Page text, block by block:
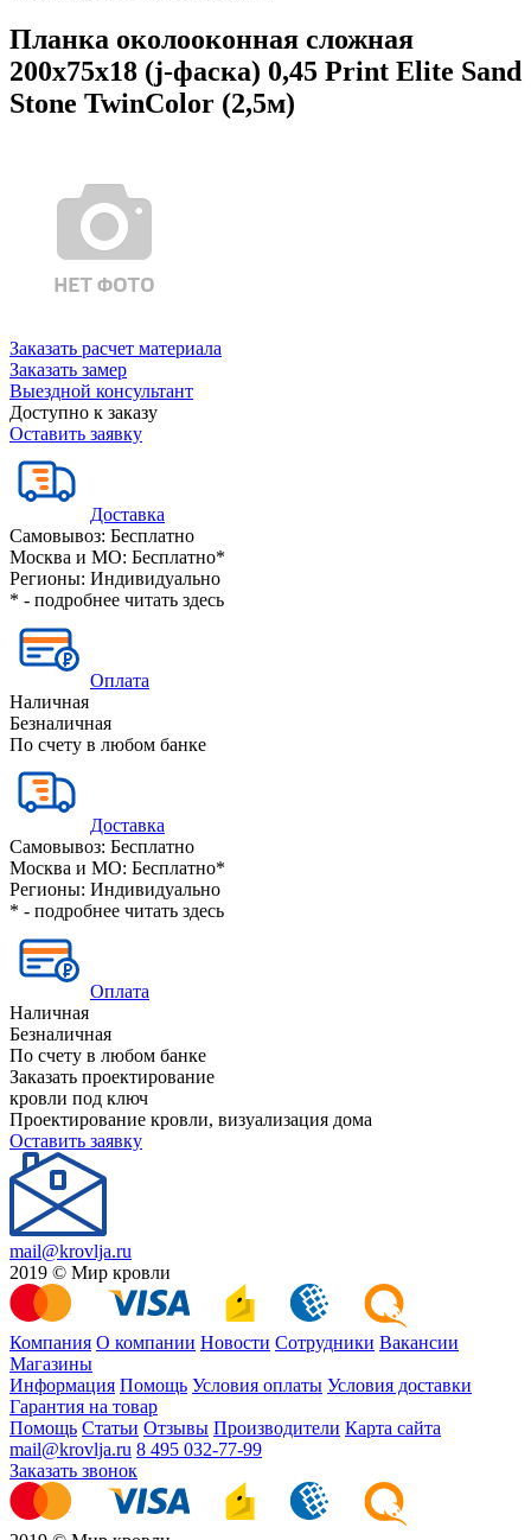
Планка околооконная сложная
200х75х18 (j-фаска) 0,45 Print Elite Sand
Stone TwinColor (2,5м)
Заказать расчет материала
Заказать замер
Выездной консультант
Доступно к заказу
Оставить заявку
Доставка
Самовывоз: Бесплатно
Москва и МО: Бесплатно*
Регионы: Индивидуально
* - подробнее читать здесь
Оплата
Наличная
Безналичная
По счету в любом банке
Доставка
Самовывоз: Бесплатно
Москва и МО: Бесплатно*
Регионы: Индивидуально
* - подробнее читать здесь
Оплата
Наличная
Безналичная
По счету в любом банке
Заказать проектирование
кровли под ключ
Проектирование кровли, визуализация дома
Оставить заявку
mail@krovlja.ru
2019 © Мир кровли
Компания О компании Новости Сотрудники Вакансии
Магазины
Информация Помощь Условия оплаты Условия доставки
Гарантия на товар
Помощь Статьи Отзывы Производители Карта сайта
mail@krovlja.ru 8 495 032-77-99
Заказать звонок